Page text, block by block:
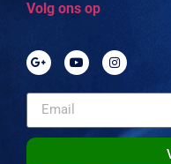
Volg ons op